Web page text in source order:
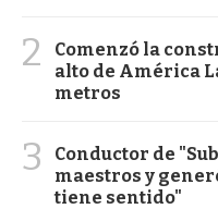
2
Comenzó la
alto de América
metros
3
Conductor de
maestros y
tiene sentido"